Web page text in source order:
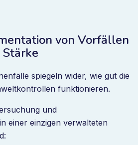
von Vorfällen
spiegeln wider, wie gut die
funktionieren.
und
einer einzigen verwalteten